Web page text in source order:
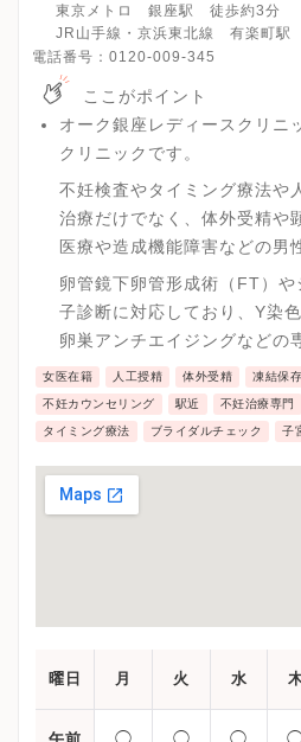
東京メトロ 銀座駅 徒歩約3分
JR山手線・京浜東北線 有楽町駅
電話番号： 0120-009-345
ここがポイント
オーク銀座レディースクリニ
クリニックです。
不妊検査やタイミング療法や
治療だけでなく、体外受精や
医療や造成機能障害などの男
です。
卵管鏡下卵管形成術（FT）
子診断に対応しており、Y染
卵巣アンチエイジングなどの
女医在籍 人工授精 体外受精 凍結保存
不妊カウンセリング 駅近 不妊治療専門
タイミング療法 ブライダルチェック 子
曜日 月 火 水